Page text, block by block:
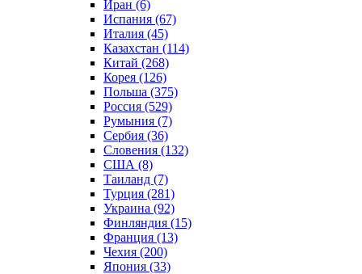
Иран (6)
Испания (67)
Италия (45)
Казахстан (114)
Китай (268)
Корея (126)
Польша (375)
Россия (529)
Румыния (7)
Сербия (36)
Словения (132)
США (8)
Таиланд (7)
Турция (281)
Украина (92)
Финляндия (15)
Франция (13)
Чехия (200)
Япония (33)